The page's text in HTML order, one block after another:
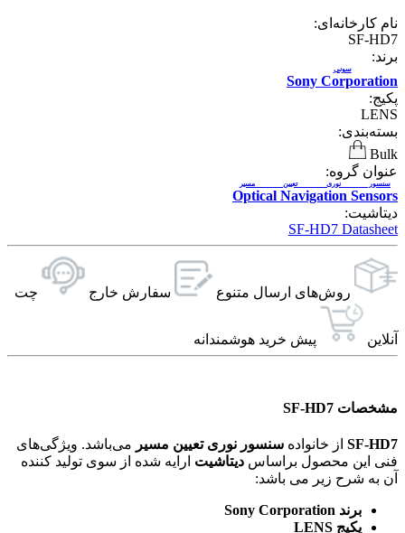
نام کارخانه‌ای:
SF-HD7
برند:
Sony Corporation
سونی
پکیج:
LENS
بسته‌بندی:
Bulk
عنوان گروه:
Optical Navigation Sensors
سنسور نوری تعیین مسیر
دیتاشیت:
SF-HD7 Datasheet
روش‌های ارسال‌ متنوع سفارش خارج چت
آنلاین پیش خرید هوشمندانه
مشخصات SF-HD7
SF-HD7 از خانواده سنسور نوری تعیین مسیر می‌باشد. ویژگی‌های
فنی این محصول براساس دیتاشیت ارایه شده از سوی تولید کننده
آن به شرح زیر می باشد:
برند Sony Corporation
پکیج LENS